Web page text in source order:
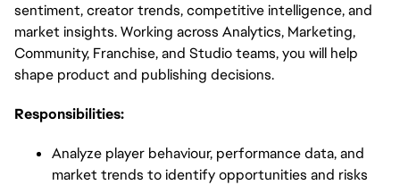
sentiment, creator trends, competitive intelligence, and
market insights. Working across Analytics, Marketing,
Community, Franchise, and Studio teams, you will help
shape product and publishing decisions.
Responsibilities:
Analyze player behaviour, performance data, and
market trends to identify opportunities and risks